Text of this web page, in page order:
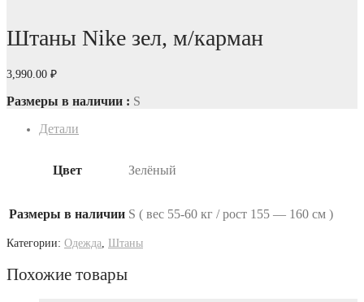
Штаны Nike зел, м/карман
3,990.00 ₽
Размеры в наличии : S
Детали
Цвет Зелёный
Размеры в наличии S ( вес 55-60 кг / рост 155 — 160 см )
Категории: Одежда, Штаны
Похожие товары